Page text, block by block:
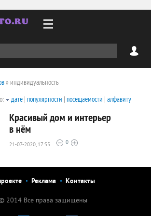
» индивидуальность
дате | популярности | посещаемости | алфавиту
Красивый дом и интерьер
в нём
21-07-2020, 17:55 0
Реклама Контакты
2014 Все права защищены